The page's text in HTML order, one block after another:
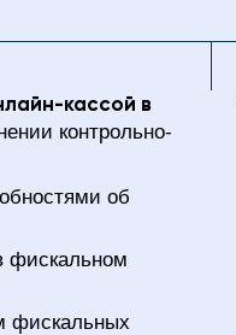
кассой в
контрольно-
об
фискальном
фискальных